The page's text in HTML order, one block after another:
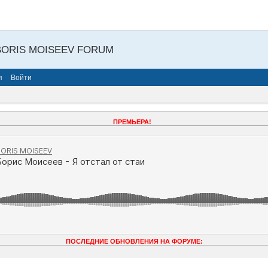
MOISEEV FORUM
Войти
ПРЕМЬЕРА!
ПОСЛЕДНИЕ ОБНОВЛЕНИЯ НА ФОРУМЕ: